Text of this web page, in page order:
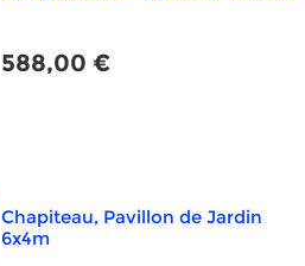
588,00 €
Chapiteau, Pavillon de Jardin
6x4m